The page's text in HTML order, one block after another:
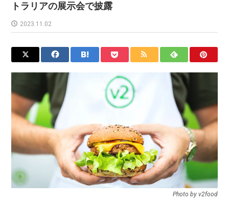
トラリアの展示会で披露
2023.11.02
Photo by v2food